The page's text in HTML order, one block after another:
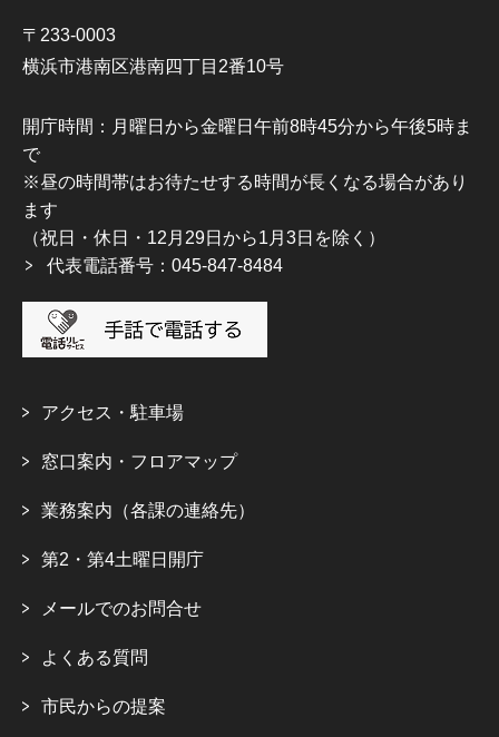
〒233-0003
横浜市港南区港南四丁目2番10号
開庁時間：月曜日から金曜日午前8時45分から午後5時ま
で
※昼の時間帯はお待たせする時間が長くなる場合があり
ます
（祝日・休日・12月29日から1月3日を除く）
代表電話番号：045-847-8484
アクセス・駐車場
窓口案内・フロアマップ
業務案内（各課の連絡先）
第2・第4土曜日開庁
メールでのお問合せ
よくある質問
市民からの提案